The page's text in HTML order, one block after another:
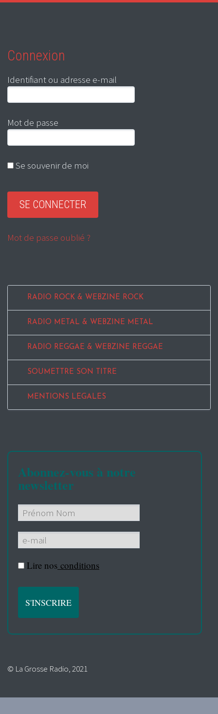
Connexion
Identifiant ou adresse e-mail
Mot de passe
Se souvenir de moi
Mot de passe oublié ?
RADIO ROCK & WEBZINE ROCK
RADIO METAL & WEBZINE METAL
RADIO REGGAE & WEBZINE REGGAE
SOUMETTRE SON TITRE
MENTIONS LEGALES
Abonnez-vous à notre
newsletter
Lire nos conditions
© La Grosse Radio, 2021